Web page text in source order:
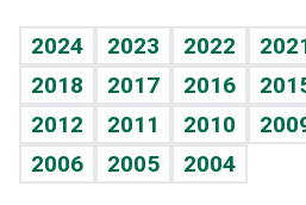
Vida y familia
Eñe
Celebrando la vida
Sin complejos
TBT Deportivo
Guía del dinero
Horóscopos
Crucigramas
2024 2023 2022
2018
2017 2016
2012
2011 2010
2006
2005 2004